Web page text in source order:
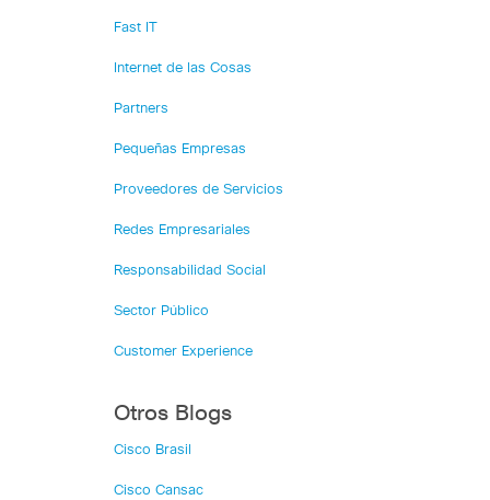
Fast IT
Internet de las Cosas
Partners
Pequeñas Empresas
Proveedores de Servicios
Redes Empresariales
Responsabilidad Social
Sector Público
Customer Experience
Otros Blogs
Cisco Brasil
Cisco Cansac